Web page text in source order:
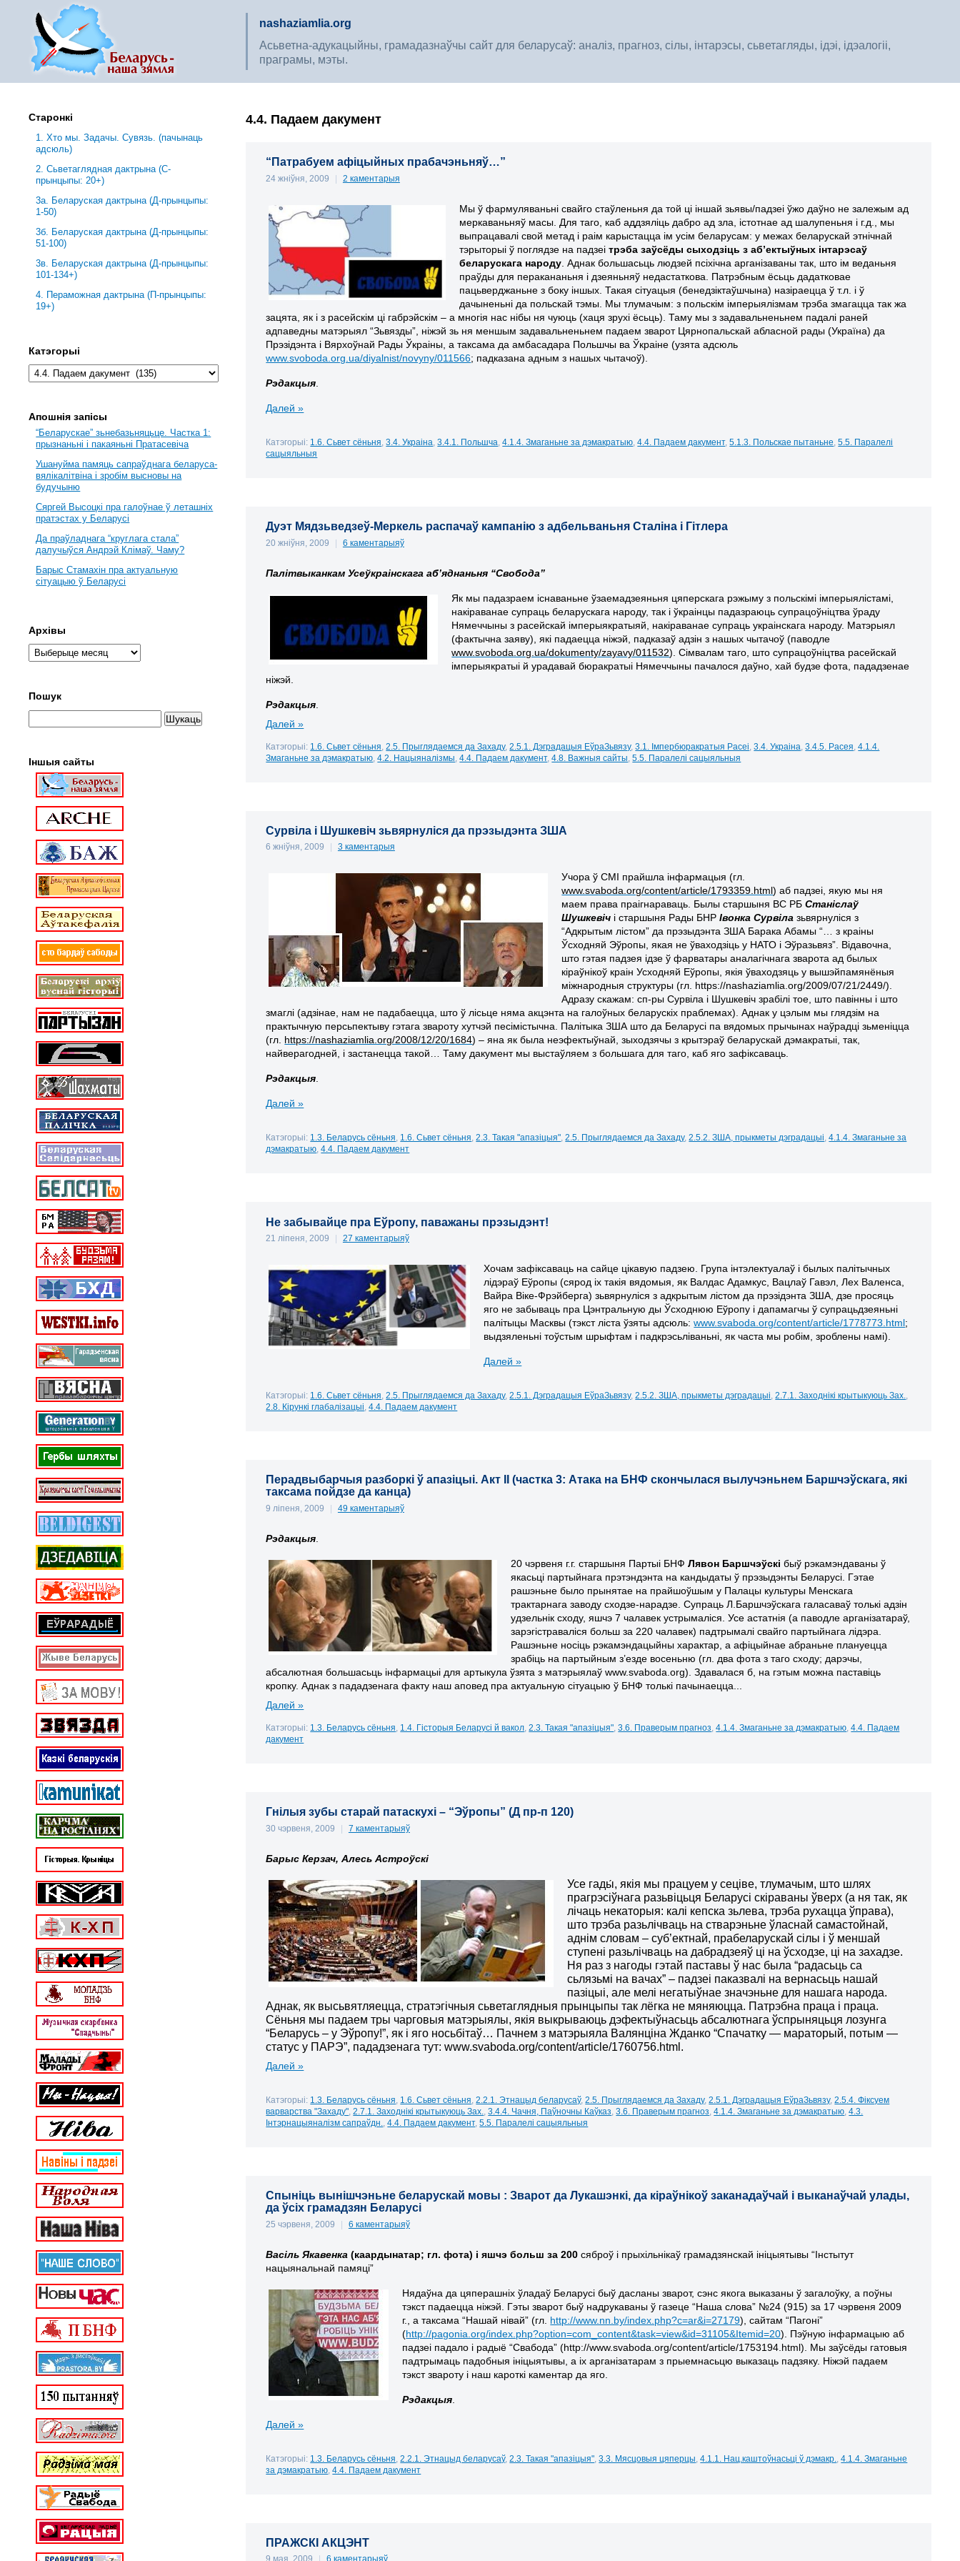
nashaziamlia.org
Асьветна-адукацыйны, грамадазнаўчы сайт для беларусаў: аналіз, прагноз, сілы, інтарэсы, сьветагляды, ідэі, ідэалогіі,
праграмы, мэты.
4.4. Падаем дакумент
“Патрабуем афіцыйных прабачэньняў…”
24 жніўня, 2009 | 2 каментарыя
Мы ў фармуляваньні свайго стаўленьня да той ці іншай зьявы/падзеі ўжо даўно не залежым ад
меркаваньняў масы. Для таго, каб аддзяліць дабро ад зла, істотнае ад шалупеньня і г.д., мы
выпрацавалі свой метад і раім карыстацца ім усім беларусам: у межах беларускай этнічнай
тэрыторыі ў поглядзе на падзеітрэба заўсёдысыходзіць з аб’ектыўных інтарэсаў
беларускага народу . Аднак большасьць людзей псіхічна арганізаваны так, што ім веданьня
праўды для перакананьня і дзеяньняў недастаткова. Патрэбным ёсьць дадатковае
пацьверджаньне з боку іншых. Такая сітуацыя (бенедзіктаўшчына) назіраецца ўт.л. і ў
дачыненьні да польскай тэмы. Мы тлумачым: з польскім імперыялізмам трэба змагацца так жа
зацята, як і з расейскім ці габрэйскім – а многія нас нібы ня чуюць (хаця зрухі ёсьць). Таму мы з задавальненьнем падалі раней
адпаведны матэрыял “Зьвязды” , ніжэй зь ня меншымзадавальненьнем падаем зварот Цярнопальскай абласной рады (Україна) да
Прэзідэнта і Вярхоўнай Рады Ўкраіны , а таксама да амбасадара Польшчы ва Ўкраіне (узята адсюль
www.svoboda.org.ua/diyalnist/novyny/011566; падказана адным з нашых чытачоў).
Рэдакцыя
Далей »
Катэгорыі: 1.6. Сьвет сёньня ,3.4. Украіна ,3.4.1. Польшча ,4.1.4. Змаганьне за дэмакратыю ,4.4. Падаем дакумент,5.1.3. Польскае пытаньне ,5.5. Паралелі
сацыяльныя
Дуэт Мядзьведзеў-Меркель распачаў кампанію з адбельваньня Сталіна і Гітлера
20 жніўня, 2009 | 6 каментарыяў
Палітвыканкам Усеўкраінскага аб’яднаньня “Свобода”
Як мы падазраем існаваньне ўзаемадзеяньня цяперскага рэжыму з польскімі імперыялістамі,
накіраванае супраць беларускага народу, так і ўкраінцы падазраюць супрацоўніцтва ўраду
Нямеччыны з расейскай імперыякратыяй, накіраванае супраць украінскага народу. Матэрыял
(фактычна заяву), які падаецца ніжэй, падказаў адзін з нашых чытачоў (паводле
www.svoboda.org.ua/dokumenty/zayavy/011532). Сімвалам таго, што супрацоўніцтва расейскай
імперыякратыі й урадавай бюракратыі Нямеччыны пачалося даўно, хай будзе фота, пададзенае
ніжэй.
Рэдакцыя
Далей »
Катэгорыі: 1.6. Сьвет сёньня ,2.5. Прыглядаемся да Захаду,2.5.1. Дэградацыя ЕўраЗьвязу,3.1. Імпербюракратыя Расеі ,3.4. Украіна ,3.4.5. Расея ,4.1.4.
Змаганьне за дэмакратыю ,4.2. Нацыяналізмы ,4.4. Падаем дакумент,4.8. Важныя сайты ,5.5. Паралелі сацыяльныя
Сурвіла і Шушкевіч зьвярнуліся да прэзыдэнта ЗША
6 жніўня, 2009 3 каментарыя
Учора ў СМІ прайшла інфармацыя (гл.
www.svaboda.org/content/article/1793359.html) аб падзеі, якую мы ня
маем права праігнараваць. Былы старшыня ВС РБСтаніслаў
Шушкевіч істаршыня Рады БНРІвонка Сурвіла зьвярнуліся з
“Адкрытым лістом” да прэзыдэнта ЗША Барака Абамы “… з краіны
Ўсходняй Эўропы, якая не ўваходзіць у НАТО і Эўразьвяз”. Відавочна,
што гэтая падзея ідзе ў фарватары аналагічнага зварота ад былых
кіраўнікоў краін Усходняй Еўропы, якія ўваходзяць у вышэйпамянёныя
міжнародныя структуры (гл. https://nashaziamlia.org/2009/07/21/2449/).
Адразу скажам: сп-ры Сурвіла і Шушкевіч зрабілі тое, што павінны і што
змаглі (адзінае, нам не падабаецца, што ў лісьце няма акцэнта на галоўных беларускіх праблемах). Аднак у цэлым мы глядзім на
практычную персьпектыву гэтага звароту хутчэй песімістычна. Палітыка ЗША што да Беларусі па вядомых прычынах наўрадці зьменіцца
(гл. https://nashaziamlia.org/2008/12/20/1684) – яна як была неэфектыўнай, зыходзячы з крытэраў беларускай дэмакратыі, так,
найверагодней, і застанецца такой… Таму дакумент мы выстаўляем з большага для таго, каб ягозафіксаваць.
Рэдакцыя.
Далей »
Катэгорыі: 1.3. Беларусь сёньня 1.6. Сьвет сёньня ,2.3. Такая "апазіцыя" ,2.5. Прыглядаемся да Захаду,2.5.2. ЗША, прыкметы дэградацыі ,4.1.4. Змаганьне за
дэмакратыю ,4.4. Падаем дакумент
Не забывайце пра Еўропу, паважаны прэзыдэнт!
21 ліпеня, 2009 27 каментарыяў
Хочам зафіксаваць на сайце цікавую падзею. Група інтэлектуалаў і былых палітычных
лідэраў Еўропы (сярод іх такія вядомыя, як Валдас Адамкус, Вацлаў Гавэл, Лех Валенса,
Вайра Віке-Фрэйберга) зьвярнуліся з адкрытым лістом да прэзідэнта ЗША, дзе просяць
яго не забываць пра Цэнтральную ды Ўсходнюю Еўропу і дапамагчы ў супрацьдзеяньні
палітыцы Масквы (тэкст ліста ўзяты адсюль:www.svaboda.org/content/article/1778773.html;
выдзяленьні тоўстым шрыфтам і падкрэсьліваньні, як часта мы робім, зроблены намі).
Далей »
Катэгорыі: 1.6. Сьвет сёньня ,2.5. Прыглядаемся да Захаду,2.5.1. Дэградацыя ЕўраЗьвязу,2.5.2. ЗША, прыкметы дэградацыі ,2.7.1. Заходнікі крытыкуюць Зах.
2.8. Кірункі глабалізацыі ,4.4. Падаем дакумент
Перадвыбарчыя разборкі ў апазіцыі. Акт ІІ (частка 3: Атака на БНФ скончылася вылучэньнем Баршчэўскага, які
таксама пойдзе да канца)
9 ліпеня, 2009 49 каментарыяў
Рэдакцыя
20 чэрвеня г.г.старшыня Партыі БНФЛявон Баршчэўскібыў рэкамэндаваны ў
якасьці партыйнага прэтэндэнта на кандыдаты ў прэзыдэнты Беларусі. Гэтае
рашэньне было прынятае на прайшоўшым у Палацы культуры Менскага
трактарнага заводу сходзе-нарадзе. Супраць Л.Баршчэўскага галасаваў толькі адзін
удзельнік сходу, яшчэ 7 чалавек устрымаліся. Усе астатнія (а паводле арганізатараў,
зарэгістраваліся больш за 220 чалавек) падтрымалі свайго партыйнага лідэра.
Рашэньне носіць рэкамэндацыйны характар, а афіцыйнае абраньне плануецца
зрабіць на партыйным з’езде восеньню (гл. два фота з тагосходу; дарэчы,
абсалютная большасьць інфармацыі для артыкула ўзята з матэрыялаўwww.svaboda.org). Здавалася б, на гэтым можна паставіць
кропку. Аднак з пададзенага факту наш аповед пра актуальную сітуацыю ў БНФ толькі пачынаецца.
Далей »
Катэгорыі: 1.3. Беларусь сёньня 1.4. Гісторыя Беларусі й вакол ,2.3. Такая "апазіцыя" ,3.6. Праверым прагноз ,4.1.4. Змаганьне за дэмакратыю ,4.4. Падаем
дакумент
Гнілыя зубы старай патаскухі – “Эўропы” (Д пр-п 120)
30 чэрвеня, 2009 | 7 каментарыяў
Барыс Керзач, Алесь Астроўскі
Усе гады́, якія мы працуем у сеціве, тлумачым, што шлях
прагрэсіўнага разьвіцьця Беларусі скіраваны ўверх (а ня так, як
лічаць некаторыя: калі кепска зьлева, трэба рухацца ўправа),
што трэба разьлічваць на стварэньне ўласнай самастойнай,
аднім словам – суб’ектнай, прабеларускай сілы і ў меншай
ступені разьлічваць на дабрадзеяў ці на ўсходзе, ці на захадзе.
Ня раз з нагоды гэтай паставы ў нас была “радасьць са
сьлязьмі на вачах” – падзеі паказвалі на вернасьць нашай
пазіцыі, але мелі негатыўнае значэньне для нашага народа.
Аднак, як высьвятляецца, стратэгічныя сьветаглядныя прынцыпы так лёгка не мяняюцца. Патрэбна праца і праца.
Сёньня мы падаем тры чарговыя матэрыялы, якія выкрываюць дэфектыўнасьць абсалютнага ўспрыняцьця лозунга
“Беларусь – у Эўропу!”, як і яго носьбітаў… Пачнем з матэрыяла Валянціна Жданко “Спачатку — мараторый, потым —
статус у ПАРЭ”, пададзенага тут:www.svaboda.org/content/article/1760756.html.
Далей »
Катэгорыі: 1.3. Беларусь сёньня 1.6. Сьвет сёньня ,2.2.1. Этнацыд беларусаў,2.5. Прыглядаемся да Захаду,2.5.1. Дэградацыя ЕўраЗьвязу,2.5.4. Фіксуем
варварства "Захаду" ,2.7.1. Заходнікі крытыкуюць Зах. ,3.4.4. Чачня, Паўночны Каўказ ,3.6. Праверым прагноз ,4.1.4. Змаганьне за дэмакратыю ,4.3.
Інтэрнацыяналізм сапраўдн.
,4.4. Падаем дакумент,5.5. Паралелі сацыяльныя
Спыніць вынішчэньне беларускай мовы : Зварот да Лукашэнкі, да кіраўнікоў заканадаўчай і выканаўчай улады,
да ўсіх грамадзян Беларусі
25 чэрвеня, 2009 | 6 каментарыяў
Васіль Якавенка (каардынатар; гл. фота) і яшчэ больш за 200сяброў і прыхільнікаў грамадзянскай ініцыятывы “Інстытут
нацыянальнай памяці”
Нядаўна да цяперашніх ўладаў Беларусі быў дасланы зварот, сэнс якога выказаны ў загалоўку, а поўны
тэкст падаецца ніжэй. Гэты зварот быў надрукаваны ў газеце “Наша слова” №24 (915) за 17 чэрвеня 2009
г., а таксама “Нашай нівай” (гл. http://www.nn.by/index.php?c=ar&i=27179), сайтам “Пагоні”
(http://pagonia.org/index.php?option=com_content&task=view&id=31105&Itemid=20). Пэўную інфармацыю аб
падзеі падало і радыё “Свабода” (http://www.svaboda.org/content/article/1753194.html). Мы заўсёды гатовыя
падтрымаць падобныя ініцыятывы, а іх арганізатарам з прыемнасьцю выказаць падзяку. Ніжэй падаем
тэкст звароту і наш кароткі каментар да яго.
Рэдакцыя
Далей »
Катэгорыі: 1.3. Беларусь сёньня ,2.2.1. Этнацыд беларусаў,2.3. Такая "апазіцыя" ,3.3. Мясцовыя цяперцы ,4.1.1. Нац.каштоўнасьці ў дэмакр. ,4.1.4. Змаганьне
за дэмакратыю ,4.4. Падаем дакумент
ПРАЖСКІ АКЦЭНТ
Старонкі
1. Хто мы. Задачы. Сувязь. (пачынаць
адсюль)
2. Сьветаглядная дактрына (С-
прынцыпы: 20+)
3a. Беларуская дактрына (Д-прынцыпы:
1-50)
3б. Беларуская дактрына (Д-прынцыпы:
51-100)
3в. Беларуская дактрына (Д-прынцыпы:
101-134+)
4. Пераможная дактрына (П-прынцыпы:
19+)
Катэгорыі
Апошнія запісы
“Беларускае” зьнебазьняцьце. Частка 1:
прызнаньні і пакаяньні Пратасевіча
Ушануйма памяць сапраўднага беларуса-
вялікалітвіна і зробім высновы на
будучыню
Сяргей Высоцкі пра галоўнае ў леташніх
пратэстах у Беларусі
Да праўладнага “круглага стала”
далучыўся Андрэй Клімаў. Чаму?
Барыс Стамахін пра актуальную
сітуацыю ў Беларусі
Архівы
Пошук
Іншыя сайты